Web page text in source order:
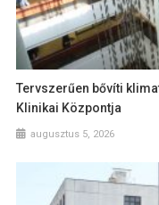
Tervszerűen bővíti
Klinikai Központja
augusztus 5, 2026